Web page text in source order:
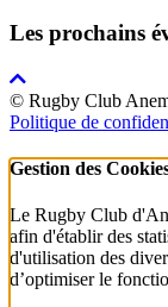
Les prochains
© Rugby Club
Politique de
Gestion des
Le Rugby Club
afin d'établir des
d'utilisation des
d’optimiser le